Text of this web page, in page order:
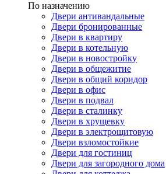
По назначению
Двери антивандальные
Двери бронированные
Двери в квартиру
Двери в котельную
Двери в новостройку
Двери в общежитие
Двери в общий коридор
Двери в офис
Двери в подвал
Двери в сталинку
Двери в хрущевку
Двери в электрощитовую
Двери взломостойкие
Двери для гостиниц
Двери для загородного дома